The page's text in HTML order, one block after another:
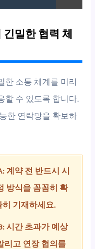
밀한 협력 체
한 소통 체계를 미리
할 수 있도록 합니다.
한 연락망을 확보하
계약 전 반드시 시
방식을 꼼꼼히 확
기재하세요.
시간 초과가 예상
리고 연장 협의를